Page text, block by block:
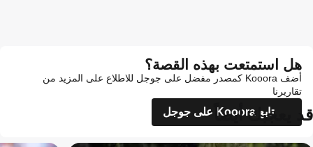
هل استمتعت بهذه القصة؟
أضف Kooora كمصدر مفضل على جوجل للاطلاع على المزيد من
تقاريرنا
تابع Kooora على جوجل
قد يعجبك أيضاً